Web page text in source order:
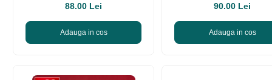
88.00 Lei
Adauga in cos
90.00 Lei
Adauga in cos